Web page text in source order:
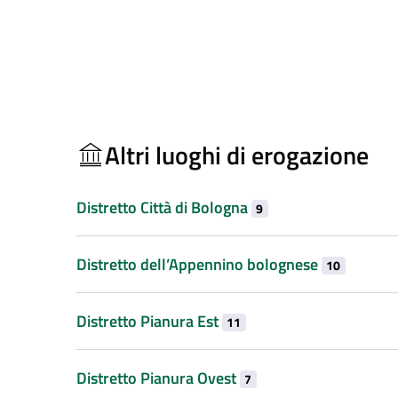
Altri luoghi di erogazione
Distretto Città di Bologna 9
Distretto dell’Appennino bolognese 10
Distretto Pianura Est 11
Distretto Pianura Ovest 7